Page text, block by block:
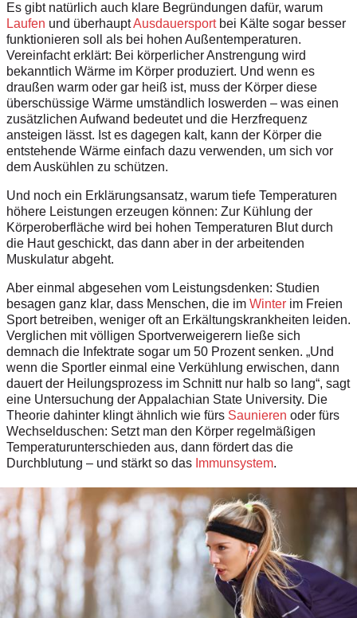
Es gibt natürlich auch klare Begründungen dafür, warum
Laufen und überhauptAusdauersportbei Kälte sogar besser
funktionieren soll als bei hohen Außentemperaturen.
Vereinfacht erklärt: Bei körperlicher Anstrengung wird
bekanntlich Wärme im Körper produziert. Und wenn es
draußen warm oder gar heiß ist, muss der Körper diese
überschüssige Wärme umständlich loswerden – was einen
zusätzlichen Aufwand bedeutet und die Herzfrequenz
ansteigen lässt. Ist es dagegen kalt, kann der Körper die
entstehende Wärme einfach dazu verwenden, um sich vor
dem Auskühlen zu schützen.
Und noch ein Erklärungsansatz, warum tiefe Temperaturen
höhere Leistungen erzeugen können: Zur Kühlung der
Körperoberfläche wird bei hohen Temperaturen Blut durch
die Haut geschickt, das dann aber in der arbeitenden
Muskulatur abgeht.
Aber einmal abgesehen vom Leistungsdenken: Studien
besagen ganz klar, dass Menschen, die im Winter im Freien
Sport betreiben, weniger oft an Erkältungskrankheiten leiden.
Verglichen mit völligen Sportverweigerern ließe sich
demnach die Infektrate sogar um 50 Prozent senken. „Und
wenn die Sportler einmal eine Verkühlung erwischen, dann
dauert der Heilungsprozess im Schnitt nur halb so lang“, sagt
eine Untersuchung der Appalachian State University. Die
Theorie dahinter klingt ähnlich wie fürs Saunieren oder fürs
Wechselduschen: Setzt man den Körper regelmäßigen
Temperaturunterschieden aus, dann fördert das die
Durchblutung – und stärkt so das Immunsystem.